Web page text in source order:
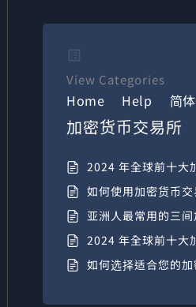
View Categories
Home Help 简
加密货币交易所
2024 年全球前十大
如何使用加密货币交
亚洲人最常用的三
2024 年全球前十大
如何选择适合您的